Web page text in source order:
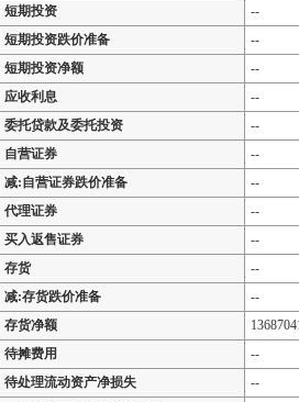
短期投资
--
短期投资跌价准备
--
短期投资净额
--
应收利息
--
委托贷款及委托投资
--
自营证券
--
减:自营证券跌价准备
--
代理证券
--
买入返售证券
--
存货
--
减:存货跌价准备
--
存货净额
待摊费用
--
待处理流动资产净损失
--